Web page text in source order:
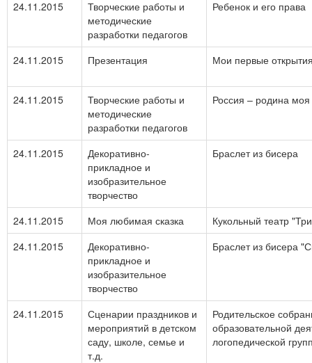
24.11.2015
Творческие работы и
методические
разработки педагогов
Ребенок и его права
24.11.2015 Презентация Мои первые
24.11.2015
Творческие работы и
методические
разработки педагогов
Россия – родина моя
24.11.2015
Декоративно-
прикладное и
изобразительное
творчество
Браслет из бисера
24.11.2015 Моя любимая сказка
Кукольный театр
24.11.2015
Декоративно-
прикладное и
изобразительное
творчество
Браслет из бисера
24.11.2015
Сценарии праздников и
мероприятий в детском
саду, школе, семье и
т.д.
Родительское
образовательной
логопедической